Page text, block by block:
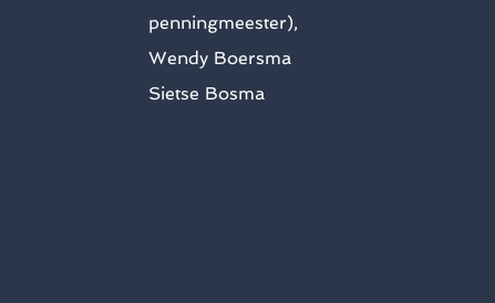
penningmeester),
Wendy Boersma
Sietse Bosma